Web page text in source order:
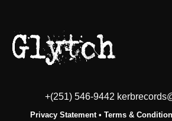
+(251) 546-9442
Privacy Statement•Terms &